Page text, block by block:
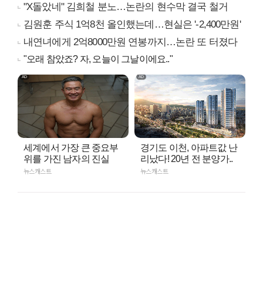
"X돌았네" 김희철 분노…논란의 현수막 결국 철거
김원훈 주식 1억8천 올인했는데…현실은 '-2,400만원'
내연녀에게 2억8000만원 연봉까지…논란 또 터졌다
"오래 참았죠? 자, 오늘이 그날이에요.."
세계에서 가장 큰 중요부
위를 가진 남자의 진실
뉴스캐스트
경기도 이천, 아파트값 난
리났다! 20년 전 분양가..
뉴스캐스트